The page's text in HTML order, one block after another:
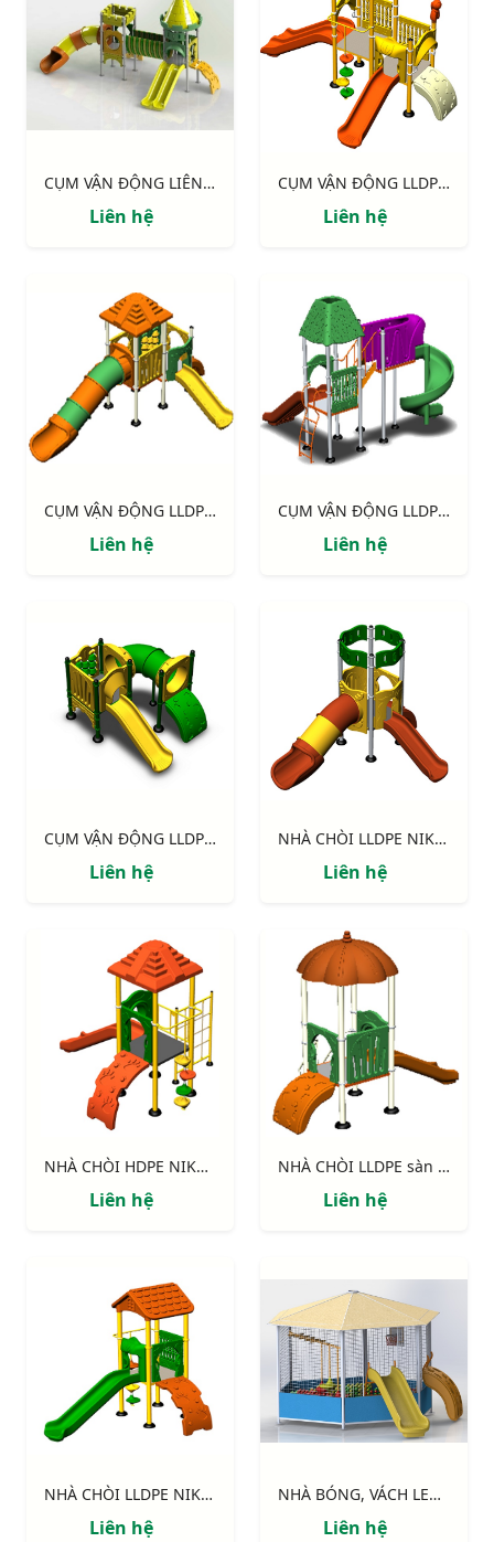
CỤM VẬN ĐỘNG LIÊN HOÀN LLDPE NIK134080RT
Liên hệ
CỤM VẬN ĐỘNG LLDPE NIK124060B
Liên hệ
CỤM VẬN ĐỘNG LLDPE NIK124060M
Liên hệ
CỤM VẬN ĐỘNG LLDPE NIK133070L
Liên hệ
CỤM VẬN ĐỘNG LLDPE NIK122070X
Liên hệ
NHÀ CHÒI LLDPE NIK113040R
Liên hệ
NHÀ CHÒI HDPE NIK114041M
Liên hệ
NHÀ CHÒI LLDPE sàn 900 NIK113040B
Liên hệ
NHÀ CHÒI LLDPE NIK113041N
Liên hệ
NHÀ BÓNG, VÁCH LEO, CẦU TRƯỢT NIK7905
Liên hệ